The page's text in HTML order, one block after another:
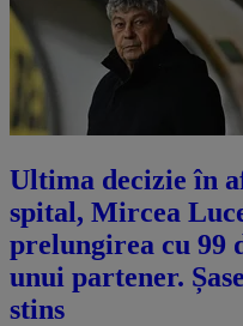
Ultima decizie în
spital, Mircea
prelungirea cu 99
unui partener.
stins